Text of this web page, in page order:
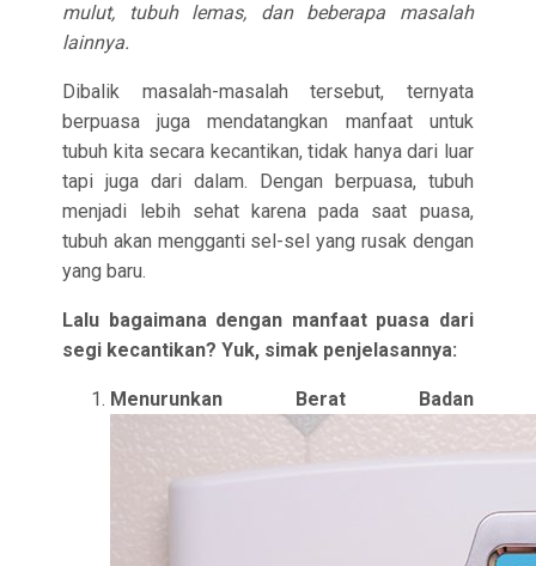
mulut, tubuh lemas, dan beberapa masalah
lainnya.
Dibalik masalah-masalah tersebut, ternyata
berpuasa juga mendatangkan manfaat untuk
tubuh kita secara kecantikan, tidak hanya dari luar
tapi juga dari dalam. Dengan berpuasa, tubuh
menjadi lebih sehat karena pada saat puasa,
tubuh akan mengganti sel-sel yang rusak dengan
yang baru.
Lalu bagaimana dengan manfaat puasa dari
segi kecantikan? Yuk, simak penjelasannya:
Menurunkan Berat Badan